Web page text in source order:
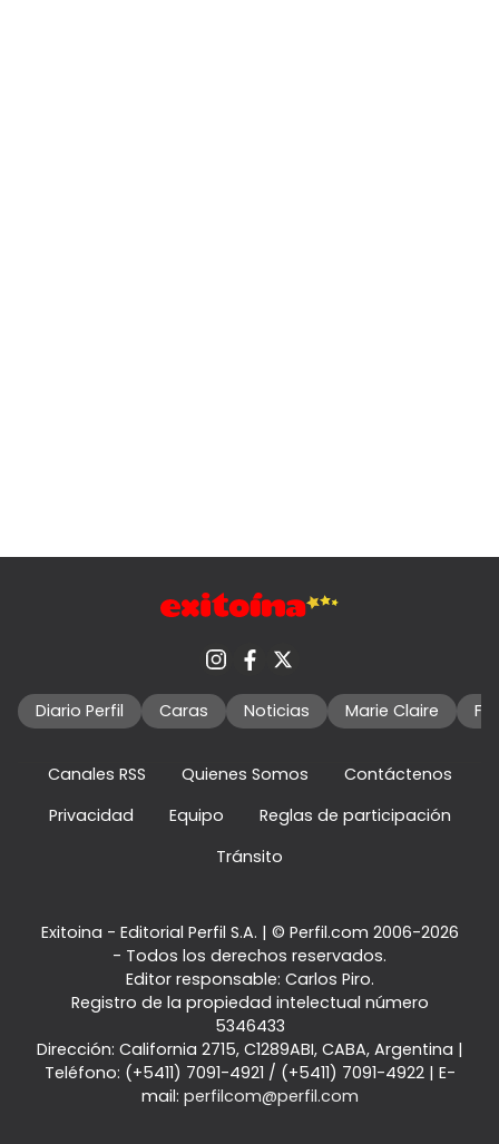
Diario Perfil Caras Noticias Marie Claire
Canales RSS Quienes Somos
Contáctenos
Privacidad
Equipo
Reglas de participación
Tránsito
Exitoina - Editorial Perfil S.A. | © Perfil.com 2006-2026
- Todos los derechos reservados.
Editor responsable: Carlos Piro.
Registro de la propiedad intelectual número
5346433
Dirección: California 2715, C1289ABI, CABA, Argentina |
Teléfono: (+5411) 7091-4921 / (+5411) 7091-4922| E-
mail: perfilcom@perfil.com